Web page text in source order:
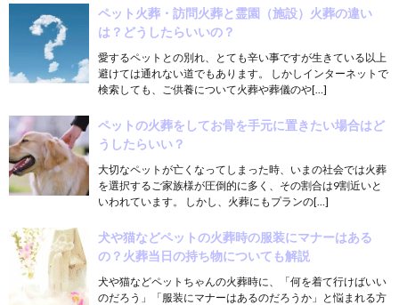
ペット火葬・訪問火葬と霊園（施設）火葬の違い
は？どうしたらいいの？
愛するペットとの別れ、とても辛い事ですが生きている以上
避けては通れない道でもあります。 しかしインターネットで
検索しても、ご供養について火葬や葬儀のや[…]
ペットの火葬をしてお骨を手元に置きたい場合はど
うしたらいい？
大切なペットが亡くなってしまった時、いまの社会では火葬
を選択するご家族様が圧倒的に多く、その割合は9割近いと
いわれています。 しかし、火葬にもプランの[…]
犬や猫などペットの火葬時の服装にマナーはある
の？火葬当日の持ち物についても解説
犬や猫などペットちゃんの火葬時に、「何を着て行けばいい
のだろう」「服装にマナーはあるのだろうか」と悩まれる方